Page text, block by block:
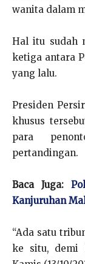
wanita dalam
Hal itu sudah
ketiga antara
yang lalu.
Presiden
khusus
para
pertandingan.
Baca Juga:
Kanjuruhan
“Ada satu
ke situ, demi